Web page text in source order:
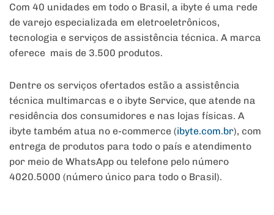
Com 40 unidades em todo o Brasil, a ibyte é uma rede
de varejo especializada em eletroeletrônicos,
tecnologia e serviços de assistência técnica. A marca
oferece mais de 3.500 produtos.
Dentre os serviços ofertados estão a assistência
técnica multimarcas e o ibyte Service, que atende na
residência dos consumidores e nas lojas físicas. A
ibyte também atua no e-commerce (ibyte.com.br), com
entrega de produtos para todo o país e atendimento
por meio de WhatsApp ou telefone pelo número
4020.5000 (número único para todo o Brasil).